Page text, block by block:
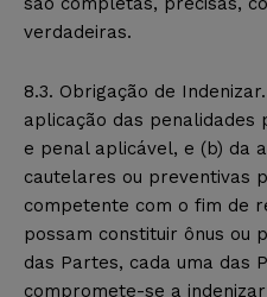
verdadeiras.
8.3. Obrigação de
aplicação das penalidades
e penal aplicável, e (b) da
cautelares ou preventivas
competente com o fim de
possam constituir ônus ou
das Partes, cada uma das
compromete-se a